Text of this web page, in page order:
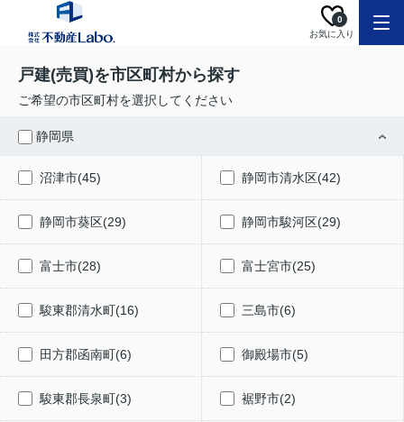
お気に入り
0
戸建(売買)を市区町村から探す
ご希望の市区町村を選択してください
静岡県
沼津市(45) 静岡市清水区(42)
静岡市葵区(29) 静岡市駿河区(29)
富士市(28) 富士宮市(25)
駿東郡清水町(16) 三島市(6)
田方郡函南町(6) 御殿場市(5)
駿東郡長泉町(3) 裾野市(2)